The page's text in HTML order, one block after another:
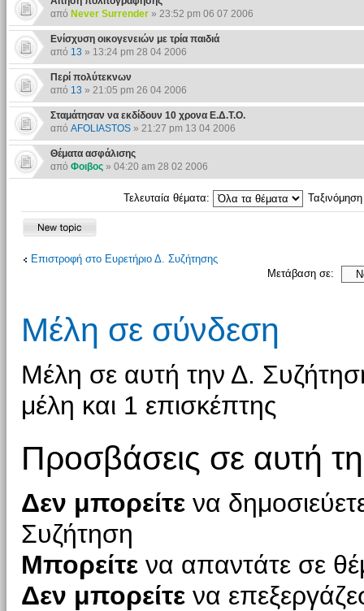
από Never Surrender» 23:52 pm 06 07 2006
Ενίσχυση οικογενειών με τρία παιδιά
από 13 » 13:24 pm 28 04 2006
Περί πολύτεκνων
από 13 » 21:05 pm 26 04 2006
Σταμάτησαν να εκδίδουν 10 χρονα Ε.Δ.Τ.Ο.
από AFOLIASTOS» 21:27 pm 13 04 2006
Θέματα ασφάλισης
από Φοιβος» 04:20 am 28 02 2006
Τελευταία θέματα:
Επιστροφή στο Ευρετήριο Δ. Συζήτησης
Μετάβαση σε:
Μέλη σε σύνδεση
Μέλη σε αυτή την Δ.
μέλη και 1 επισκέπτης
Προσβάσεις σε αυτή
Δεν μπορείτενα
Συζήτηση
Μπορείτενα απαντάτε σε
Δεν μπορείτενα